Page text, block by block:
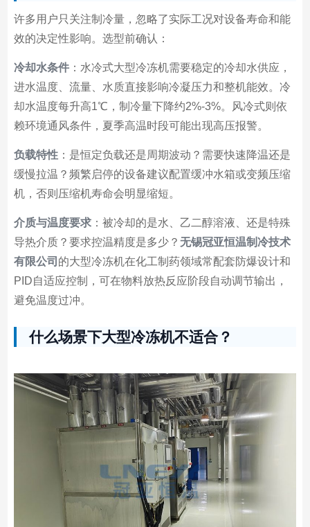
许多用户只关注制冷量，忽略了实际工况对设备寿命和能
效的决定性影响。选型前确认：
冷却水条件：水冷式大型冷冻机需要稳定的冷却水供应，
进水温度、流量、水质直接影响冷凝压力和整机能效。冷
却水温度每升高1℃，制冷量下降约2%-3%。风冷式则依
赖环境通风条件，夏季高温时段可能出现高压报警。
负载特性：是恒定负载还是周期波动？需要快速降温还是
缓慢拉温？频繁启停的设备建议配置缓冲水箱或变频压缩
机，否则压缩机寿命会明显缩短。
介质与温度要求：被冷却的是水、乙二醇溶液、还是特殊
导热介质？要求控温精度是多少？ 无锡冠亚恒温制冷技术
有限公司 的大型冷冻机在化工制药领域常配套防爆设计和
PID自适应控制，可在物料放热反应阶段自动调节输出，
避免温度过冲。
什么场景下大型冷冻机不适合？